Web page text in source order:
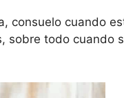
consuelo cuando
sobre todo cuando